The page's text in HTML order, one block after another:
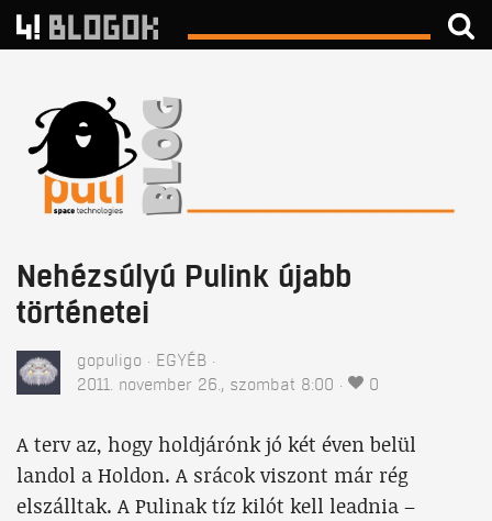
Nehézsúlyú Pulink újabb
történetei
gopuligo
EGYÉB
2011. november 26., szombat 8:00
0
A terv az, hogy holdjárónk jó két éven belül
landol a Holdon. A srácok viszont már rég
elszálltak. A Pulinak tíz kilót kell leadnia –